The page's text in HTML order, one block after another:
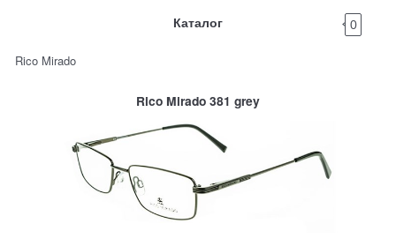
Каталог 0
Rico Mirado
Rico Mirado 381 grey